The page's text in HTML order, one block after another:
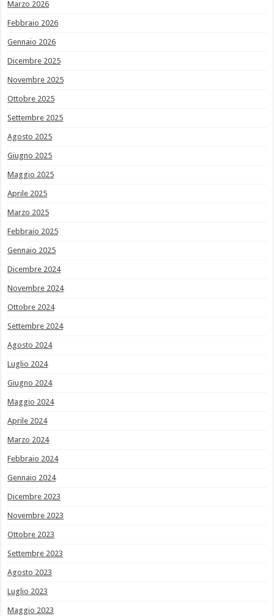
Marzo 2026
Febbraio 2026
Gennaio 2026
Dicembre 2025
Novembre 2025
Ottobre 2025
Settembre 2025
Agosto 2025
Giugno 2025
Maggio 2025
Aprile 2025
Marzo 2025
Febbraio 2025
Gennaio 2025
Dicembre 2024
Novembre 2024
Ottobre 2024
Settembre 2024
Agosto 2024
Luglio 2024
Giugno 2024
Maggio 2024
Aprile 2024
Marzo 2024
Febbraio 2024
Gennaio 2024
Dicembre 2023
Novembre 2023
Ottobre 2023
Settembre 2023
Agosto 2023
Luglio 2023
Maggio 2023